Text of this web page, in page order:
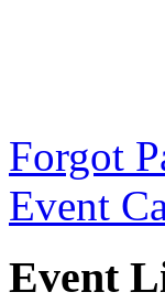
Forgot
Event
Event